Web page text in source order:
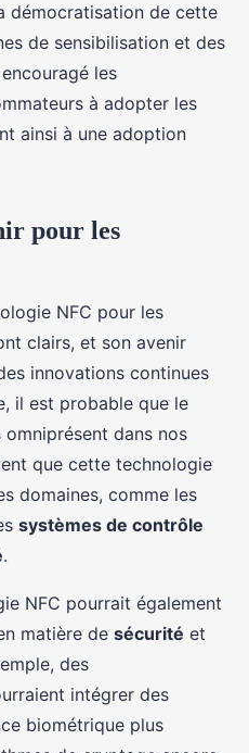
démocratisation de cette
de sensibilisation et des
les
à adopter les
ainsi à une adoption
pour les
NFC pour les
clairs, et son avenir
innovations continues
il est probable que le
omniprésent dans nos
que cette technologie
domaines, comme les
systèmes de contrôle
.
NFC pourrait également
matière de sécurité et
des
intégrer des
biométrique plus